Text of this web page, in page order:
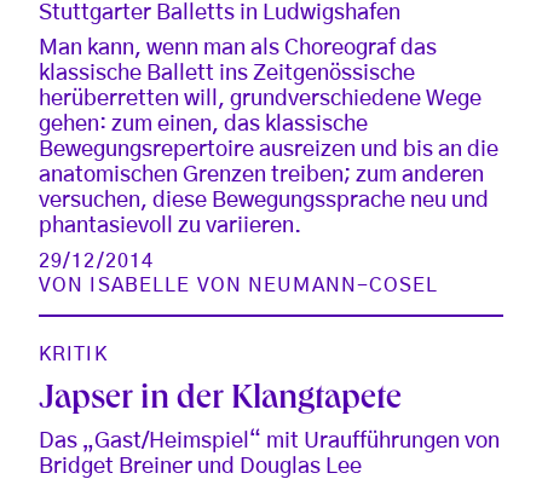
Stuttgarter Balletts in Ludwigshafen
Man kann, wenn man als Choreograf das
klassische Ballett ins Zeitgenössische
herüberretten will, grundverschiedene Wege
gehen: zum einen, das klassische
Bewegungsrepertoire ausreizen und bis an die
anatomischen Grenzen treiben; zum anderen
versuchen, diese Bewegungssprache neu und
phantasievoll zu variieren.
29/12/2014
VON
ISABELLE VON NEUMANN-COSEL
KRITIK
Japser in der Klangtapete
Das „Gast/Heimspiel“ mit Uraufführungen von
Bridget Breiner und Douglas Lee